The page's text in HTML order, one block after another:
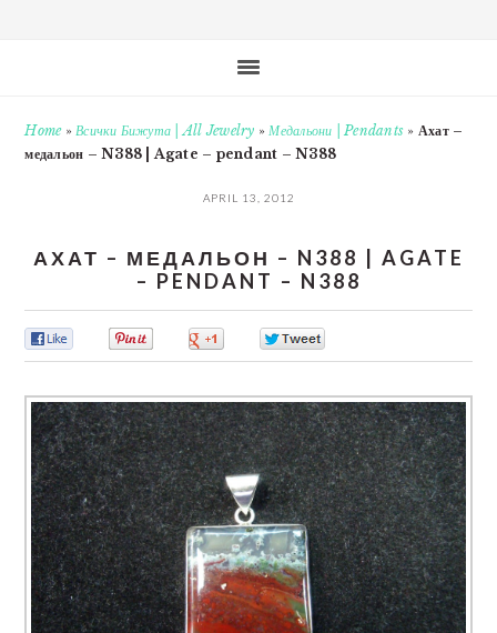
Home»Всички Бижута | All Jewelry »Медальони | Pendants » Ахат –
медальон – N388 | Agate – pendant – N388
APRIL 13, 2012
АХАТ – МЕДАЛЬОН – N388 | AGATE
– PENDANT – N388